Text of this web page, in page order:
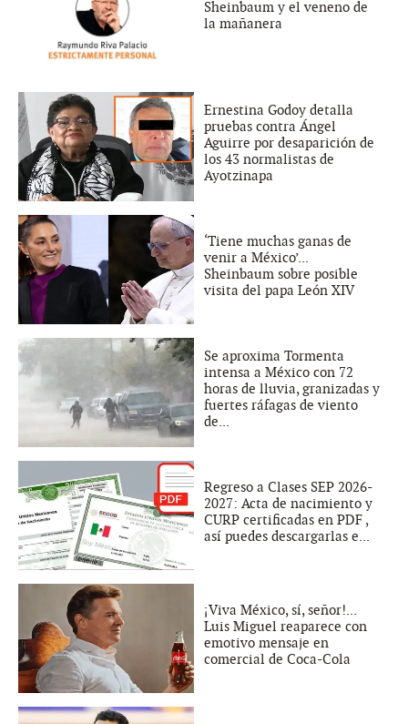
Sheinbaum y el veneno de
la mañanera
Ernestina Godoy detalla
pruebas contra Ángel
Aguirre por desaparición de
los 43 normalistas de
Ayotzinapa
‘Tiene muchas ganas de
venir a México’...
Sheinbaum sobre posible
visita del papa León XIV
Se aproxima Tormenta
intensa a México con 72
horas de lluvia, granizadas y
fuertes ráfagas de viento
de...
Regreso a Clases SEP 2026-
2027: Acta de nacimiento y
CURP certificadas en PDF ,
así puedes descargarlas e...
¡Viva México, sí, señor!...
Luis Miguel reaparece con
emotivo mensaje en
comercial de Coca-Cola